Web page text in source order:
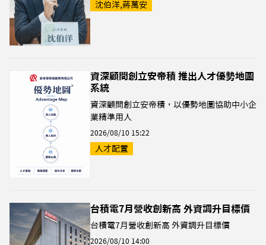
沈伯洋,蔣萬安
資深顧問創立安帝積 推出人才優勢地圖
系統
資深顧問創立安帝積，以優勢地圖協助中小企
業精準用人
2026/08/10 15:22
人才配置
台積電7月營收創新高 外資調升目標價
台積電7月營收創新高 外資調升目標價
2026/08/10 14:00